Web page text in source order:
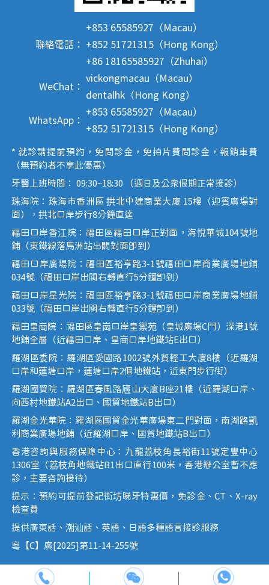
聯絡電話：
+853 65585927（Macau）
+852 51721315（Hong Kong）
+86 18165585927（Zhuhai）
WeChat：
vickongmacau（Macau）
dentalhk（Hong Kong）
WhatsApp：
+853 65585927（Macau）
+852 51721315（Hong Kong）
* 就診請提前預約，免問診金，免拍片費問診金，報銷車費
（無預約者不享此優惠）
牙醫上班時間： 09:30~18:30 （週日及公眾假期正常接診）
珠海院：珠海市香洲區 拱北中建商業大廈 15樓（迎賓廣場對
面），拱北口岸步行8分鐘直達
福田口岸香江院：福田區福田口岸正對面，海悅華城104號地
鋪（東鐵線落馬洲站出關對面即到）
福田口岸廣場院：福田區裕亨路3-1號福田口岸商業廣場地鋪
034號（福田口岸出關右轉直行5分鐘即到）
福田口岸星光院：福田區裕亨路3-1號福田口岸商業廣場地鋪
033號（福田口岸出關右轉直行5分鐘即到）
福田皇崗院：福田區皇崗口岸皇禦苑（皇城廣場C門）深港1號
地鋪全層（近福田口岸、皇崗口岸地鐵站E出口）
羅湖區委院：羅湖區愛國路1002號外貿輕工大廈8樓（近羅湖
口岸和蓮塘口岸，蓮塘口岸2個地鐵站，近東門步行街）
羅湖國貿院：羅湖區春風路廬山大廈B座21樓（近羅湖口岸、
向西村地鐵站A2出口、國貿地鐵站B出口）
羅湖金光華院：羅湖區國貿金光華廣場東二門對面，南湖路凱
利商業廣場地鋪（近羅湖口岸、國貿地鐵站B出口）
香港咨詢與服務保障中心：九龍荔枝角長裕街11號定豐中心
1306室（荔枝角地鐵站B1出口直行100米，香港辦公室暫不應
診，主要咨詢接待）
提示：預約可提前登記街坊睇牙特惠價，免診金、CT、X-ray
檢查費
提供廣東話、潮汕話、英語、日語多種語言接診服務
粵【C】廣[2025]第11-14-255號